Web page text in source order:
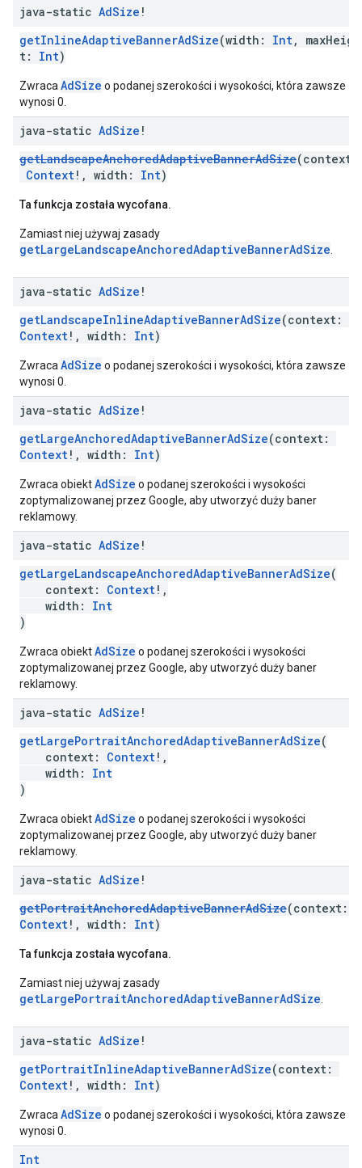
java-static AdSize !
getInlineAdaptiveBannerAdSize(width: Int, maxHeigh
t: Int)
Zwraca AdSize o podanej szerokości i wysokości, która zawsze
wynosi 0.
java-static AdSize !
getLandscapeAnchoredAdaptiveBannerAdSize(context:
Context!, width: Int)
Ta funkcja została wycofana.
Zamiast niej używaj zasady
getLargeLandscapeAnchoredAdaptiveBannerAdSize
java-static AdSize !
getLandscapeInlineAdaptiveBannerAdSize(context:
Context!, width: Int)
Zwraca AdSize o podanej szerokości i wysokości, która zawsze
wynosi 0.
java-static AdSize !
getLargeAnchoredAdaptiveBannerAdSize(context:
Context!, width: Int)
Zwraca obiektAdSize o podanej szerokości i wysokości
zoptymalizowanej przez Google, aby utworzyć duży baner
reklamowy.
java-static AdSize !
getLargeLandscapeAnchoredAdaptiveBannerAdSize(
context: Context!,
width: Int
)
Zwraca obiektAdSize o podanej szerokości i wysokości
zoptymalizowanej przez Google, aby utworzyć duży baner
reklamowy.
java-static AdSize !
getLargePortraitAnchoredAdaptiveBannerAdSize(
context: Context!,
width: Int
)
Zwraca obiektAdSize o podanej szerokości i wysokości
zoptymalizowanej przez Google, aby utworzyć duży baner
reklamowy.
java-static AdSize !
getPortraitAnchoredAdaptiveBannerAdSize(context:
Context!, width: Int)
Ta funkcja została wycofana.
Zamiast niej używaj zasady
getLargePortraitAnchoredAdaptiveBannerAdSize
java-static AdSize !
getPortraitInlineAdaptiveBannerAdSize(context:
Context!, width: Int)
Zwraca AdSize o podanej szerokości i wysokości, która zawsze
wynosi 0.
Int